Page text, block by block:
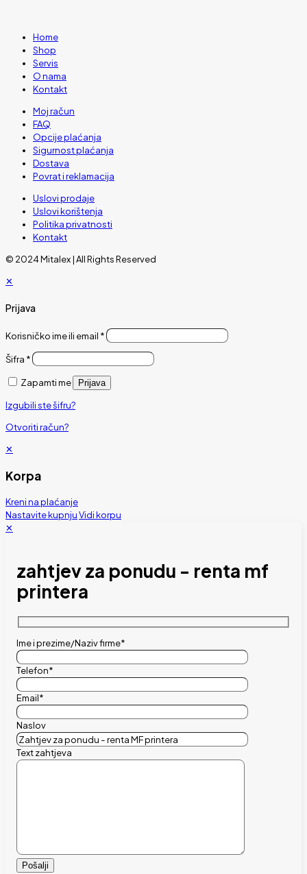
Home
Shop
Servis
O nama
Kontakt
Moj račun
FAQ
Opcije plaćanja
Sigurnost plaćanja
Dostava
Povrat i reklamacija
Uslovi prodaje
Uslovi korištenja
Politika privatnosti
Kontakt
© 2024 Mitalex | All Rights Reserved
✕
Prijava
Korisničko ime ili email *
Šifra *
Zapamti me Prijava
Izgubili ste šifru?
Otvoriti račun?
✕
Korpa
Kreni na plaćanje
Nastavite kupnjuVidi korpu
✕
zahtjev za ponudu - renta mf
printera
Ime i prezime/Naziv firme*
Telefon*
Email*
Naslov
Text zahtjeva